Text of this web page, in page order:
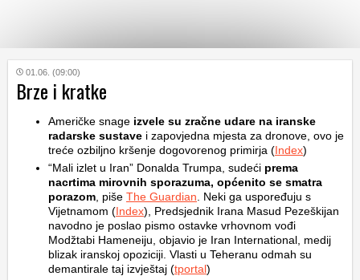
KATEGORIJE
HRVATSKI
WEB
01.06. (09:00)
Brze i kratke
Američke snage izvele su zračne udare na iranske
radarske sustave i zapovjedna mjesta za dronove, ovo je
treće ozbiljno kršenje dogovorenog primirja (Index)
“Mali izlet u Iran” Donalda Trumpa, sudeći prema
nacrtima mirovnih sporazuma, općenito se smatra
porazom , piše The Guardian . Neki ga uspoređuju s
Vijetnamom (Index), Predsjednik Irana Masud Pezeškijan
navodno je poslao pismo ostavke vrhovnom vođi
Modžtabi Hameneiju, objavio je Iran International, medij
blizak iranskoj opoziciji. Vlasti u Teheranu odmah su
demantirale taj izvještaj (tportal)